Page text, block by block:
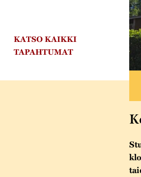
KATSO KAIKKI
TAPAHTUMAT